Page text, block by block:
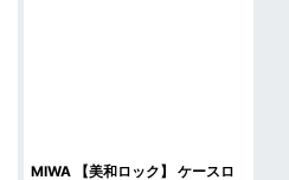
MIWA 【美和ロック】 ケースロ